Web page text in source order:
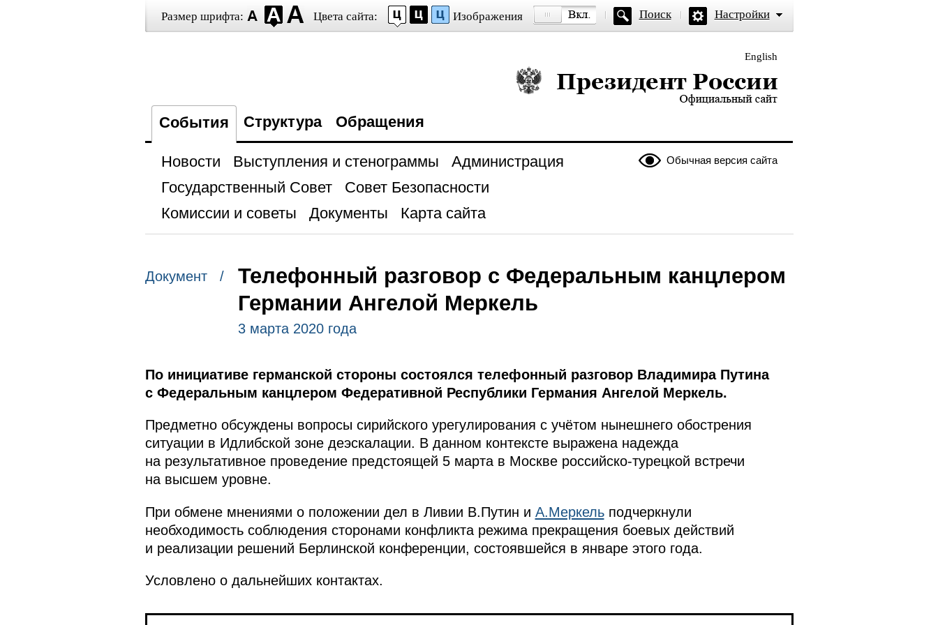
Размер шрифта: Цвета сайта: Изображения Поиск Настройки
English
Президент России — официальный сайт
События Структура Обращения
Обычная версия сайта
Новости Выступления и стенограммы
Администрация
Государственный Совет
Совет Безопасности
Комиссии и советы
Документы Карта сайта
Документ /
Телефонный разговор с Федеральным канцлером
Германии Ангелой Меркель
3 марта 2020 года
По инициативе германской стороны состоялся телефонный разговор Владимира Путина
с Федеральным канцлером Федеративной Республики Германия Ангелой Меркель.
Предметно обсуждены вопросы сирийского урегулирования с учётом нынешнего обострения
ситуации в Идлибской зоне деэскалации. В данном контексте выражена надежда
на результативное проведение предстоящей 5 марта в Москве российско-турецкой встречи
на высшем уровне.
При обмене мнениями о положении дел в Ливии В.Путин и А.Меркельподчеркнули
необходимость соблюдения сторонами конфликта режима прекращения боевых действий
и реализации решений Берлинской конференции, состоявшейся в январе этого года.
Условлено о дальнейших контактах.